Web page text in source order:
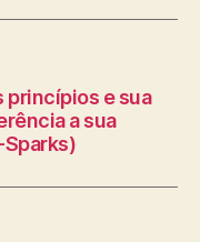
princípios e sua
a sua